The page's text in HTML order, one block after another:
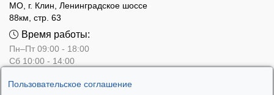
Пользовательское соглашение
МО, г. Клин, Ленинградское шоссе
88км, стр. 63
Время работы:
Пн–Пт 09:00 - 18:00
Сб 10:00 - 14:00